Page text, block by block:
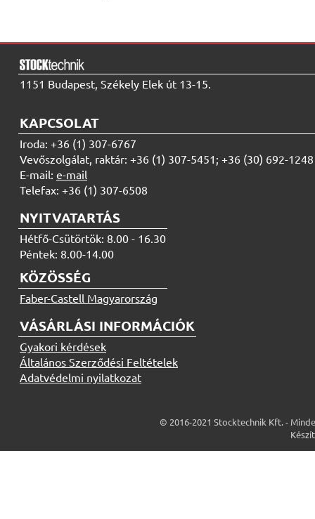
1151 Budapest, Székely Elek út 13-15.
KAPCSOLAT
Iroda: +36 (1) 307-6767
Vevőszolgálat, raktár: +36 (1) 307-5451; +36 (30) 692-1248
E-mail: e-mail
Telefax: +36 (1) 307-6508
NYITVATARTÁS
Hétfő-Csütörtök: 8.00 - 16.30
Péntek: 8.00-14.00
KÖZÖSSÉG
Faber-Castell Magyarország
VÁSÁRLÁSI INFORMÁCIÓK
Gyakori kérdések
Általános Szerződési Feltételek
Adatvédelmi nyilatkozat
© 2016-2021 Stocktechnik Kft. -